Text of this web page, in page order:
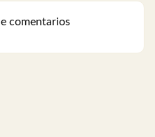
comentarios